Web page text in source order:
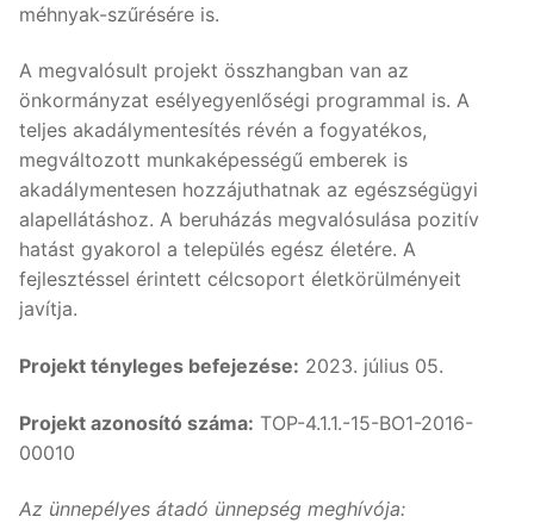
méhnyak-szűrésére is.
A megvalósult projekt összhangban van az
önkormányzat esélyegyenlőségi programmal is. A
teljes akadálymentesítés révén a fogyatékos,
megváltozott munkaképességű emberek is
akadálymentesen hozzájuthatnak az egészségügyi
alapellátáshoz. A beruházás megvalósulása pozitív
hatást gyakorol a település egész életére. A
fejlesztéssel érintett célcsoport életkörülményeit
javítja.
Projekt tényleges befejezése: 2023. július 05.
Projekt azonosító száma: TOP-4.1.1.-15-BO1-2016-
00010
Az ünnepélyes átadó ünnepség meghívója: